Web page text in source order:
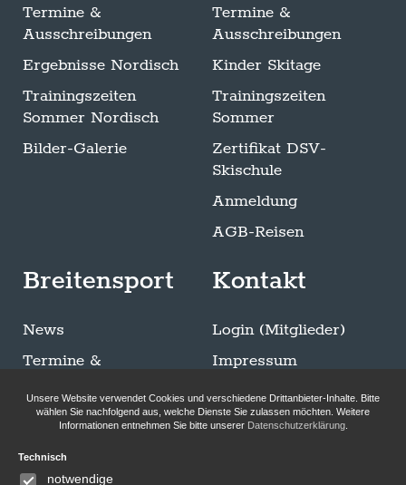
Termine &
Ausschreibungen
Ergebnisse Nordisch
Trainingszeiten
Sommer Nordisch
Bilder-Galerie
Termine &
Ausschreibungen
Kinder Skitage
Trainingszeiten
Sommer
Zertifikat DSV-
Skischule
Anmeldung
AGB-Reisen
Breitensport
News
Termine &
Trainingszeiten
Sommer Breitensport
Bilder-Galerie
Kontakt
Login (Mitglieder)
Impressum
Datenschutzerklärung
Unsere Website verwendet Cookies und verschiedene Drittanbieter-Inhalte. Bitte
wählen Sie nachfolgend aus, welche Dienste Sie zulassen möchten. Weitere
Informationen entnehmen Sie bitte unserer Datenschutzerklärung.
Technisch
notwendige